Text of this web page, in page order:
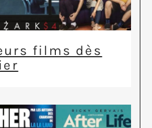
films dès